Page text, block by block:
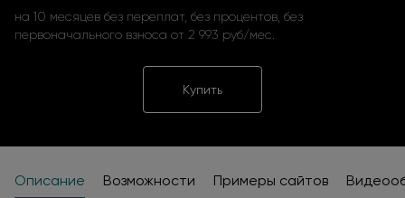
на 10 месяцев без переплат, без процентов, без
первоначального взноса от 2 993 руб/мес.
Купить
Описание Возможности Примеры сайтов